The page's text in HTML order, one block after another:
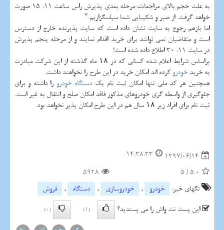
به علت حجم بالای مراجعات، مرحله بعدی پذیرش راس ساعت 11: 15 صورت
خواهد گرفت. از صبر و شكیبایی شما سپاسگزاریم."
اما بازهم رجوع به سایت نشان داده است كه سایت پذیرنده خارج از دسترس
است و متقاضیان نمی توانند برای خرید اقدام نمایند و از مرحله پنجم پذیرش
در سایت 11: 30 اطلاع داده شده است!
براساس شرایط اعلام شده كسانی كه در ۱۸ ماه گذشته از این شركت مبادرت
به خرید خودرو كرده اند امكان خرید در این طرح را نخواهند داشت.
همچنین هر كد ملی تنها امكان ثبت نام یكدستگاه خودرو را داشته و برای
جلوگیری از واسطه گری خودروهای مذكور فاقد امكان صلح و انتقال به غیر است.
ثبت نام برای افراد زیر ۱۸ سال هم در این طرح امكان پذیر نخواهد بود.
1397/06/14
14:38:33
5.0
/
5
5928
تگهای خبر:
خودرو , خودروسازی , دستگاه ,
فروش
این پست نت واش را می پسندید؟
(1)
(0)